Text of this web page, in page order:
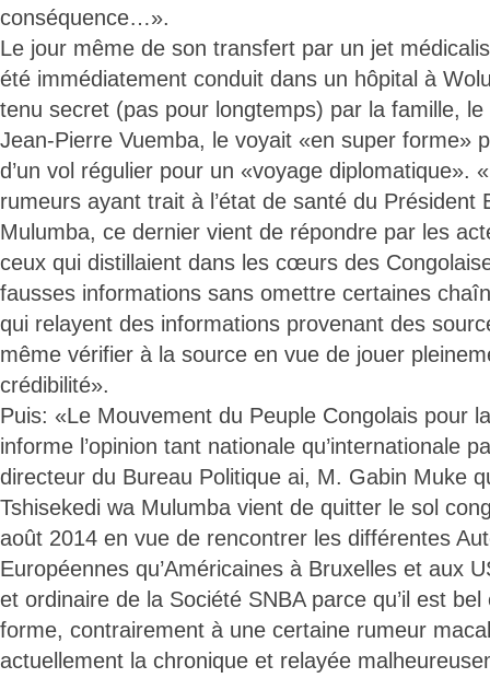
conséquence…».
Le jour même de son transfert par un jet
été immédiatement conduit dans un hôpital à
tenu secret (pas pour longtemps) par la famille,
Jean-Pierre Vuemba, le voyait «en super forme»
d’un vol régulier pour un «voyage diplomatique».
rumeurs ayant trait à l’état de santé du Président
Mulumba, ce dernier vient de répondre par les
ceux qui distillaient dans les cœurs des
fausses informations sans omettre certaines
qui relayent des informations provenant des
même vérifier à la source en vue de jouer
crédibilité».
Puis: «Le Mouvement du Peuple Congolais pour
informe l’opinion tant nationale qu’internationale
directeur du Bureau Politique ai, M. Gabin Muke
Tshisekedi wa Mulumba vient de quitter le sol
août 2014 en vue de rencontrer les différentes
Européennes qu’Américaines à Bruxelles et aux
et ordinaire de la Société SNBA parce qu’il est
forme, contrairement à une certaine rumeur
actuellement la chronique et relayée